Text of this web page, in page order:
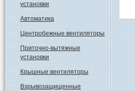
установки
Автоматика
Центробежные вентиляторы
Приточно-вытяжные
установки
Крышные вентиляторы
Взрывозащищенные